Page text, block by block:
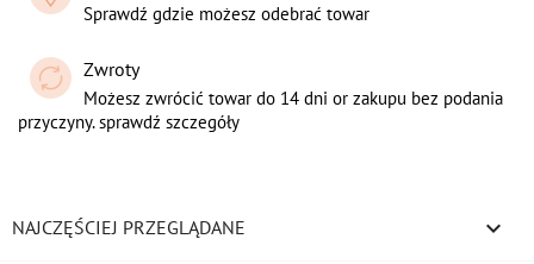
Sprawdź gdzie możesz odebrać towar
Zwroty
Możesz zwrócić towar do 14 dni or zakupu bez podania
przyczyny. sprawdź szczegóły
NAJCZĘŚCIEJ PRZEGLĄDANE 